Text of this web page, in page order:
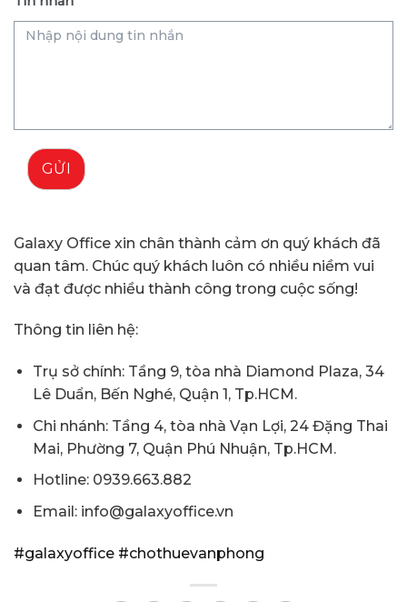
GỬI
Galaxy Office xin chân thành cảm ơn quý khách đã
quan tâm. Chúc quý khách luôn có nhiều niềm vui
và đạt được nhiều thành công trong cuộc sống!
Thông tin liên hệ:
Trụ sở chính: Tầng 9, tòa nhà Diamond Plaza, 34
Lê Duẩn, Bến Nghé, Quận 1, Tp.HCM.
Chi nhánh: Tầng 4, tòa nhà Vạn Lợi, 24 Đặng Thai
Mai, Phường 7, Quận Phú Nhuận, Tp.HCM.
Hotline: 0939.663.882
Email: info@galaxyoffice.vn
#galaxyoffice #chothuevanphong